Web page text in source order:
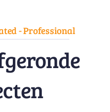
- Professional